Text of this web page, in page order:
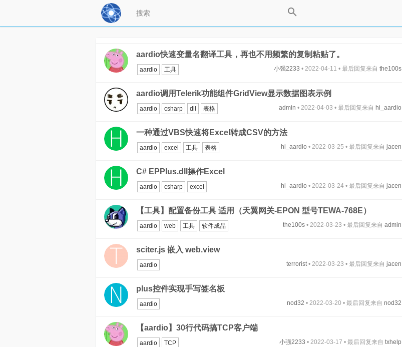
aardio快速变量名翻译工具，再也不用频繁的复制粘贴了。
aardio 工具 小强2233 • 2022-04-11 • 最后回复来自 the100s
aardio调用Telerik功能组件GridView显示数据图表示例
aardio csharp dll 表格 admin • 2022-04-03 • 最后回复来自 hi_aardio
一种通过VBS快速将Excel转成CSV的方法
aardio excel 工具 表格 hi_aardio • 2022-03-25 • 最后回复来自 jacen
C# EPPlus.dll操作Excel
aardio csharp excel hi_aardio • 2022-03-24 • 最后回复来自 jacen
【工具】配置备份工具 适用（天翼网关-EPON 型号TEWA-768E）
aardio web 工具 软件成品 the100s • 2022-03-23 • 最后回复来自 admin
sciter.js 嵌入 web.view
aardio terrorist• 2022-03-23 • 最后回复来自 jacen
plus控件实现手写签名板
aardio nod32 • 2022-03-20 • 最后回复来自 nod32
【aardio】30行代码搞TCP客户端
aardio TCP 小强2233 • 2022-03-17 • 最后回复来自 txhelp